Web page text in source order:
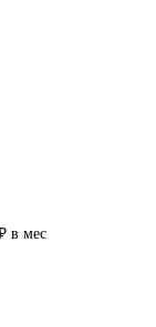
в мес